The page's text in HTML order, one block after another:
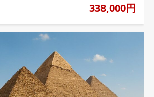
338,000円